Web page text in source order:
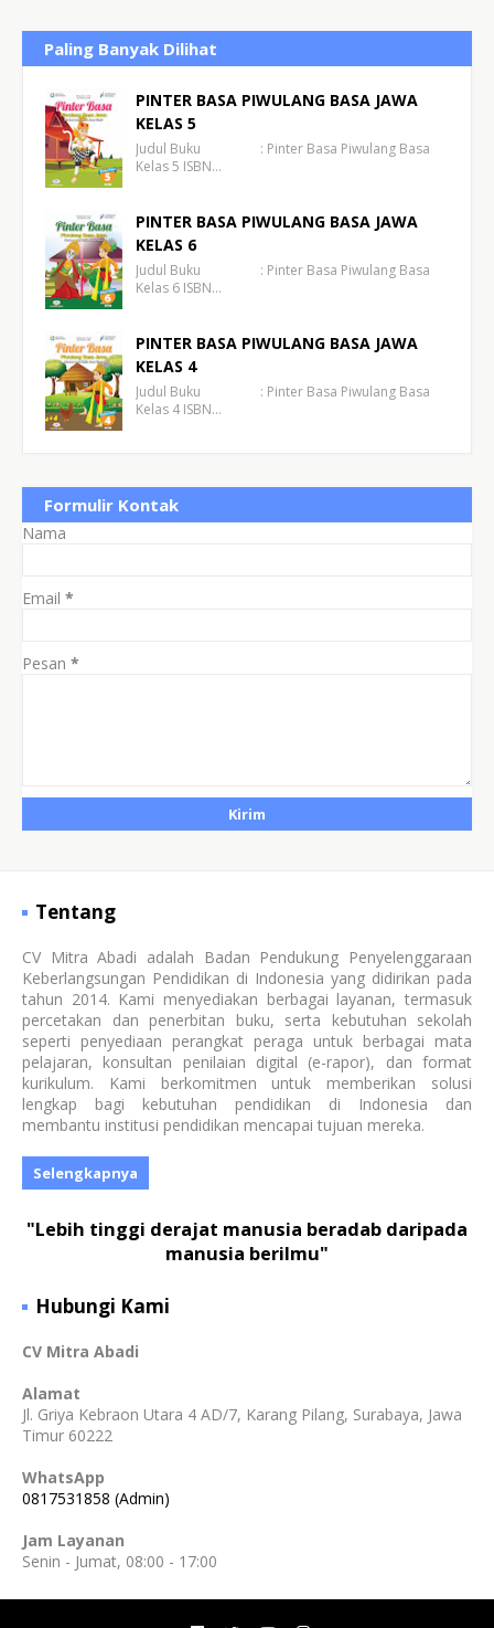
Paling Banyak Dilihat
PINTER BASA PIWULANG BASA JAWA
KELAS 5
Judul Buku : Pinter Basa Piwulang Basa
Kelas 5 ISBN…
PINTER BASA PIWULANG BASA JAWA
KELAS 6
Judul Buku : Pinter Basa Piwulang Basa
Kelas 6 ISBN…
PINTER BASA PIWULANG BASA JAWA
KELAS 4
Judul Buku : Pinter Basa Piwulang Basa
Kelas 4 ISBN…
Formulir Kontak
Nama
Email *
Pesan *
Tentang
CV Mitra Abadi adalah Badan Pendukung Penyelenggaraan
Keberlangsungan Pendidikan di Indonesia yang didirikan pada
tahun 2014. Kami menyediakan berbagai layanan, termasuk
percetakan dan penerbitan buku, serta kebutuhan sekolah
seperti penyediaan perangkat peraga untuk berbagai mata
pelajaran, konsultan penilaian digital (e-rapor), dan format
kurikulum. Kami berkomitmen untuk memberikan solusi
lengkap bagi kebutuhan pendidikan di Indonesia dan
membantu institusi pendidikan mencapai tujuan mereka.
Selengkapnya
"Lebih tinggi derajat manusia beradab daripada
manusia berilmu"
Hubungi Kami
CV Mitra Abadi
Alamat
Jl. Griya Kebraon Utara 4 AD/7, Karang Pilang, Surabaya, Jawa
Timur 60222
WhatsApp
0817531858 (Admin)
Jam Layanan
Senin - Jumat, 08:00 - 17:00